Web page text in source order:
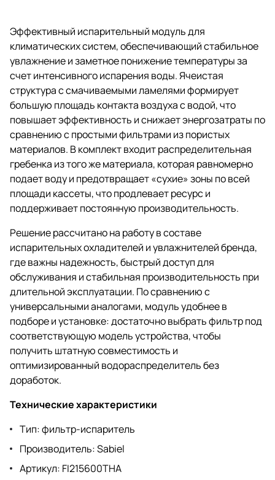
Эффективный испарительный модуль для
климатических систем, обеспечивающий стабильное
увлажнение и заметное понижение температуры за
счет интенсивного испарения воды. Ячеистая
структура с смачиваемыми ламелями формирует
большую площадь контакта воздуха с водой, что
повышает эффективность и снижает энергозатраты по
сравнению с простыми фильтрами из пористых
материалов. В комплект входит распределительная
гребенка из того же материала, которая равномерно
подает воду и предотвращает «сухие» зоны по всей
площади кассеты, что продлевает ресурс и
поддерживает постоянную производительность.
Решение рассчитано на работу в составе
испарительных охладителей и увлажнителей бренда,
где важны надежность, быстрый доступ для
обслуживания и стабильная производительность при
длительной эксплуатации. По сравнению с
универсальными аналогами, модуль удобнее в
подборе и установке: достаточно выбрать фильтр под
соответствующую модель устройства, чтобы
получить штатную совместимость и
оптимизированный водораспределитель без
доработок.
Технические характеристики
Тип: фильтр-испаритель
Производитель: Sabiel
Артикул: FI215600THA